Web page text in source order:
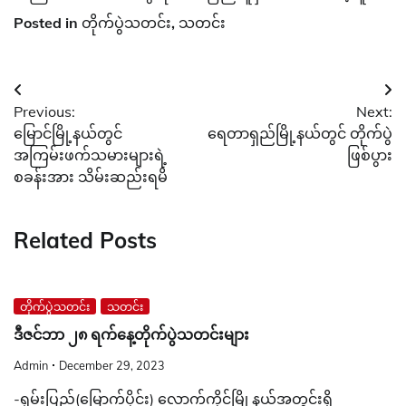
Posted in တိုက်ပွဲသတင်း, သတင်း
Post
navigation
Previous:
မြောင်မြို့နယ်တွင်
အကြမ်းဖက်သမားများရဲ့
စခန်းအား သိမ်းဆည်းရမိ
Next:
ရေတာရှည်မြို့နယ်တွင် တိုက်ပွဲ
ဖြစ်ပွား
Related Posts
တိုက်ပွဲသတင်း သတင်း
ဒီဇင်ဘာ ၂၈ ရက်နေ့တိုက်ပွဲသတင်းများ
Admin December 29, 2023
-ရှမ်းပြည်(မြောက်ပိုင်း) လောက်ကိုင်မြို့နယ်အတွင်းရှိ